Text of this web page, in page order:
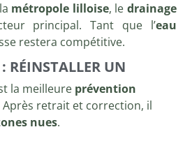
métropole lilloise, le drainage
principal. Tant que l’eau
restera compétitive.
la meilleure prévention
Après retrait et correction, il
nues.